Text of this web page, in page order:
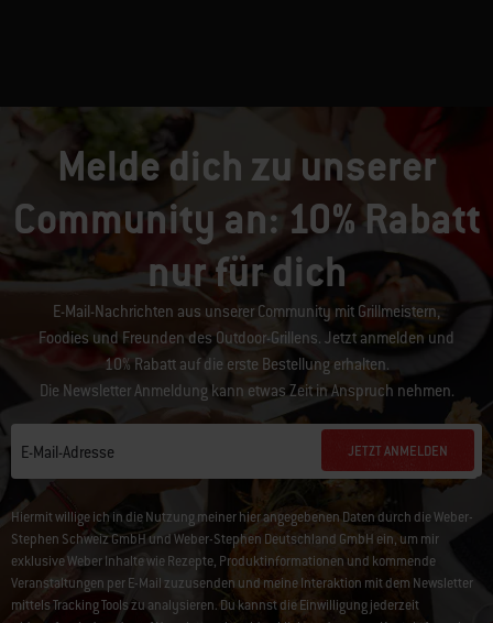
Melde dich zu unserer
Community an: 10% Rabatt
nur für dich
E-Mail-Nachrichten aus unserer Community mit Grillmeistern,
Foodies und Freunden des Outdoor-Grillens. Jetzt anmelden und
10% Rabatt auf die erste Bestellung erhalten.
Die Newsletter Anmeldung kann etwas Zeit in Anspruch nehmen.
E-Mail-Adresse JETZT ANMELDEN
Hiermit willige ich in die Nutzung meiner hier angegebenen Daten durch die Weber-
Stephen Schweiz GmbH und Weber-Stephen Deutschland GmbH ein, um mir
exklusive Weber Inhalte wie Rezepte, Produktinformationen und kommende
Veranstaltungen per E-Mail zuzusenden und meine Interaktion mit dem Newsletter
mittels Tracking Tools zu analysieren. Du kannst die Einwilligung jederzeit